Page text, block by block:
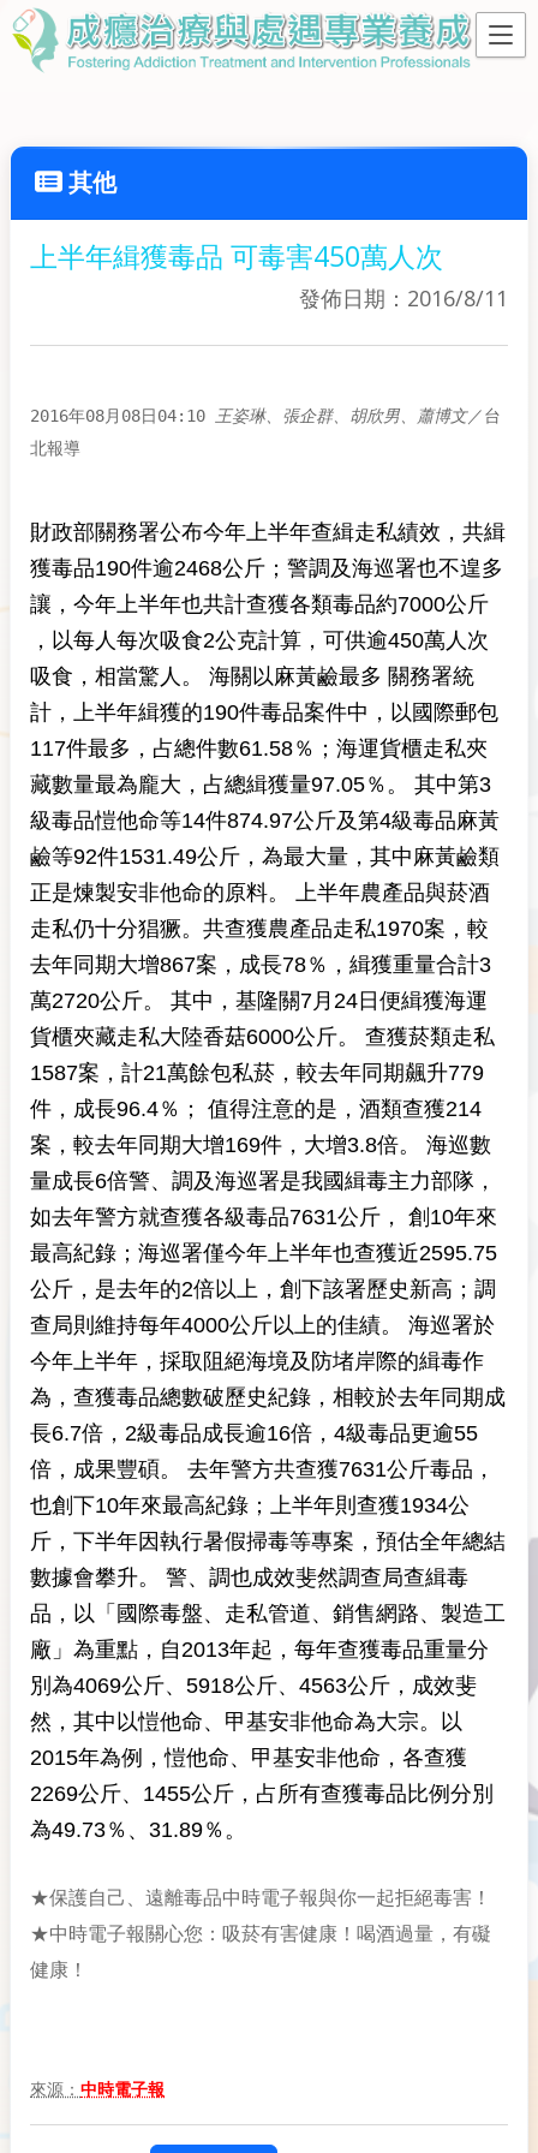
其他
上半年緝獲毒品 可毒害450萬人次
發佈日期：2016/8/11
2016年08月08日04:10 王姿琳、 張企群、 胡欣男 蕭博文／台
北報導
財政部關務署公布今年上半年查緝走私績效，共緝
獲毒品190件逾2468公斤；警調及海巡署也不遑多
讓，今年上半年也共計查獲各類毒品約7000公斤
，以每人每次吸食2公克計算，可供逾450萬人次
吸食，相當驚人。 海關以麻黃鹼最多 關務署統
計，上半年緝獲的190件毒品案件中，以國際郵包
117件最多，占總件數61.58％；海運貨櫃走私夾
藏數量最為龐大，占總緝獲量97.05％。 其中第3
級毒品愷他命等14件874.97公斤及第4級毒品麻黃
鹼等92件1531.49公斤，為最大量，其中麻黃鹼類
正是煉製安非他命的原料。
上半年農產品與菸酒
走私仍十分猖獗。共查獲農產品走私1970案，較
去年同期大增867案，成長78％，緝獲重量合計3
萬2720公斤。 其中，基隆關7月24日便緝獲海運
貨櫃夾藏走私大陸香菇6000公斤。 查獲菸類走私
1587案，計21萬餘包私菸，較去年同期飆升779
件，成長96.4％； 值得注意的是，酒類查獲214
案，較去年同期大增169件，大增3.8倍。 海巡數
量成長6倍警、調及海巡署是我國緝毒主力部隊，
如去年警方就查獲各級毒品7631公斤， 創10年來
最高紀錄；海巡署僅今年上半年也查獲近2595.75
公斤，是去年的2倍以上，創下該署歷史新高；調
查局則維持每年4000公斤以上的佳績。 海巡署於
今年上半年，採取阻絕海境及防堵岸際的緝毒作
為，查獲毒品總數破歷史紀錄，相較於去年同期成
長6.7倍，2級毒品成長逾16倍，4級毒品更逾55
倍，成果豐碩。 去年警方共查獲7631公斤毒品，
也創下10年來最高紀錄；上半年則查獲1934公
斤，下半年因執行暑假掃毒等專案，預估全年總結
數據會攀升。 警、調也成效斐然調查局查緝毒
品，以「國際毒盤、走私管道、銷售網路、製造工
廠」為重點，自2013年起，每年查獲毒品重量分
別為4069公斤、5918公斤、4563公斤，成效斐
然，其中以愷他命、甲基安非他命為大宗。以
2015年為例，愷他命、甲基安非他命，各查獲
2269公斤、1455公斤，占所有查獲毒品比例分別
為49.73％、31.89％。
★保護自己、遠離毒品中時電子報與你一起拒絕毒害！
★中時電子報關心您：吸菸有害健康！喝酒過量，有礙
健康！
來源： 中時電子報